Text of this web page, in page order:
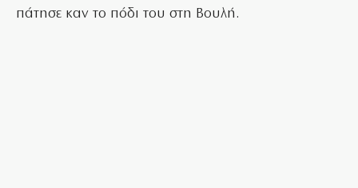
πάτησε καν το πόδι του στη Βουλή.